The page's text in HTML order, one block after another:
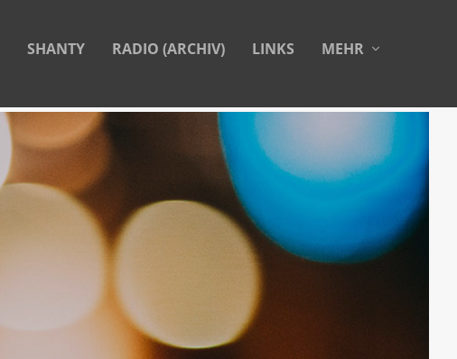
SHANTY RADIO (ARCHIV) LINKS MEHR